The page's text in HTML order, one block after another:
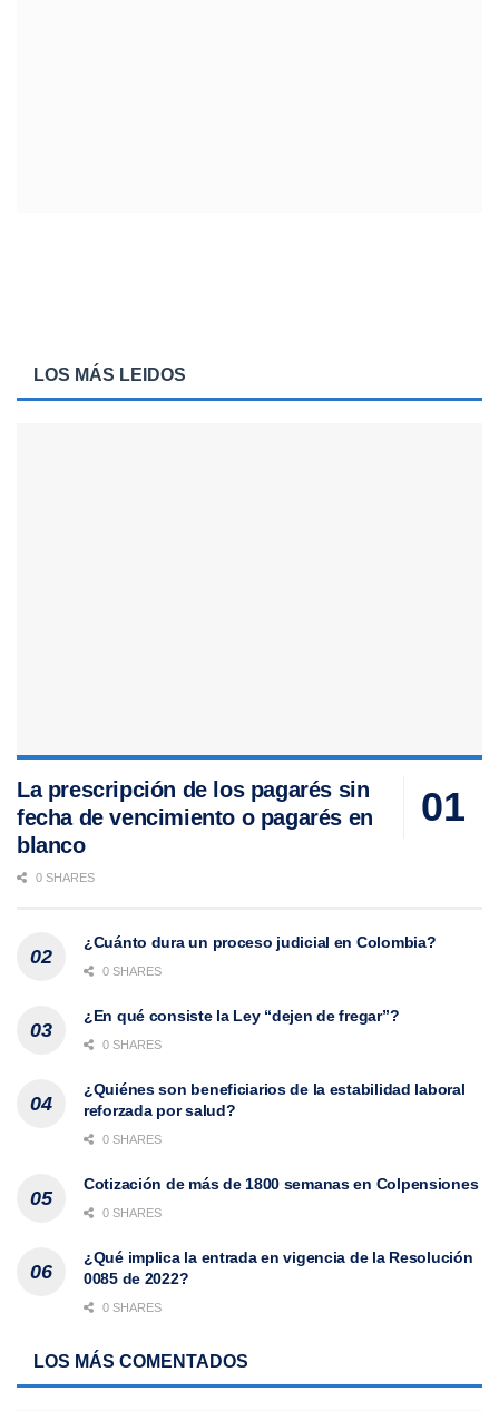
LOS MÁS LEIDOS
La prescripción de los pagarés sin
fecha de vencimiento o pagarés en
blanco
0 SHARES
¿Cuánto dura un proceso judicial en Colombia?
0 SHARES
¿En qué consiste la Ley “dejen de fregar”?
0 SHARES
¿Quiénes son beneficiarios de la estabilidad laboral
reforzada por salud?
0 SHARES
Cotización de más de 1800 semanas en Colpensiones
0 SHARES
¿Qué implica la entrada en vigencia de la Resolución
0085 de 2022?
0 SHARES
LOS MÁS COMENTADOS